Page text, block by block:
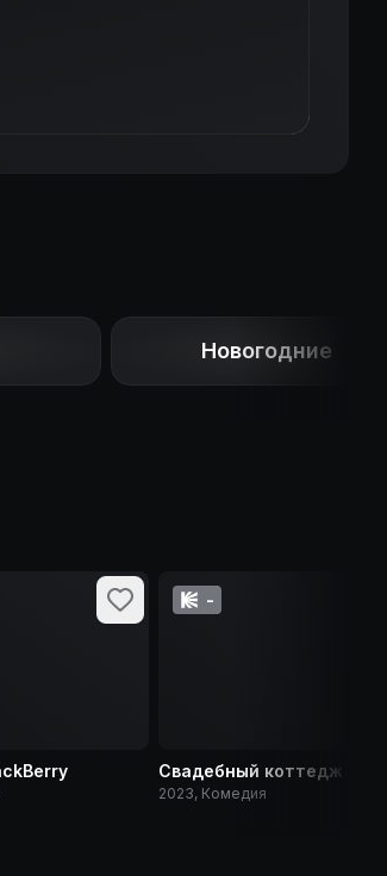
Новогодние
-
Свадебный коттедж
2023, Комедия